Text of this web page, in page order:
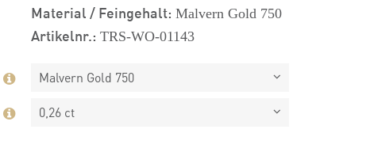
Material / Feingehalt: Malvern Gold 750
Artikelnr.: TRS-WO-01143
Malvern Gold 750
0,26 ct